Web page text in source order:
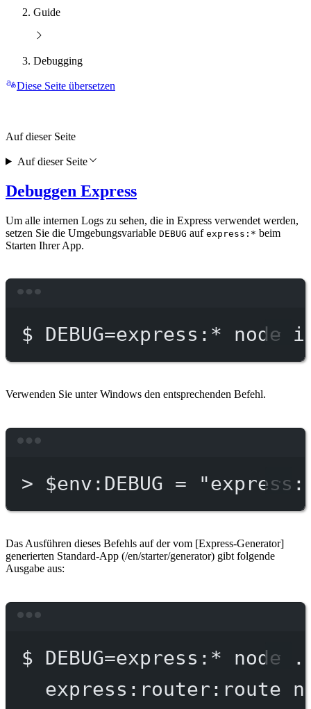
Guide
Debugging
Diese Seite übersetzen
Debuggen Express
Um alle internen Logs zu sehen, die in Express verwendet werden,
setzen Sie die Umgebungsvariable DEBUG auf express:* beim
Starten Ihrer App.
$ DEBUG=express: * node
Verwenden Sie unter Windows den entsprechenden Befehl.
> $env:DEBUG =
Das Ausführen dieses Befehls auf der vom [Express-Generator]
generierten Standard-App (/en/starter/generator) gibt folgende
Ausgabe aus:
$ DEBUG=express: * node
express:router:route
Auf dieser Seite
Auf dieser Seite